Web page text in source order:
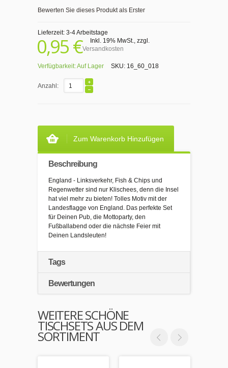
Bewerten Sie dieses Produkt als Erster
Lieferzeit: 3-4 Arbeitstage
0,95 € Inkl. 19% MwSt., zzgl.
Versandkosten
Verfügbarkeit:Auf Lager SKU: 16_60_018
Anzahl:
Zum Warenkorb Hinzufügen
Beschreibung
England - Linksverkehr, Fish & Chips und
Regenwetter sind nur Klischees, denn die Insel
hat viel mehr zu bieten! Tolles Motiv mit der
Landesflagge von England. Das perfekte Set
für Deinen Pub, die Mottoparty, den
Fußballabend oder die nächste Feier mit
Deinen Landsleuten!
Tags
Bewertungen
WEITERE SCHÖNE
TISCHSETS AUS DEM
SORTIMENT